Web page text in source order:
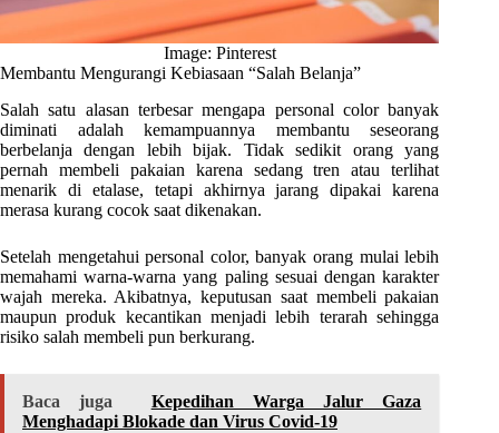
Image: Pinterest
Membantu Mengurangi Kebiasaan “Salah Belanja”
Salah satu alasan terbesar mengapa personal color banyak
diminati adalah kemampuannya membantu seseorang
berbelanja dengan lebih bijak. Tidak sedikit orang yang
pernah membeli pakaian karena sedang tren atau terlihat
menarik di etalase, tetapi akhirnya jarang dipakai karena
merasa kurang cocok saat dikenakan.
Setelah mengetahui personal color, banyak orang mulai lebih
memahami warna-warna yang paling sesuai dengan karakter
wajah mereka. Akibatnya, keputusan saat membeli pakaian
maupun produk kecantikan menjadi lebih terarah sehingga
risiko salah membeli pun berkurang.
Baca juga
Kepedihan Warga Jalur Gaza
Menghadapi Blokade dan Virus Covid-19